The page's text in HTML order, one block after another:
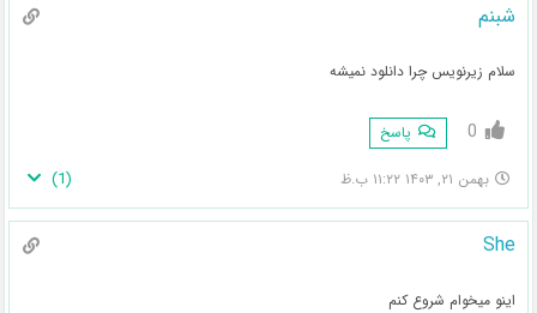
شبنم
سلام زیرنویس چرا دانلود نمیشه
0 پاسخ
بهمن ۲۱, ۱۴۰۳ ۱۱:۲۲ ب.ظ (
1
)
She
اینو میخوام شروع کنم